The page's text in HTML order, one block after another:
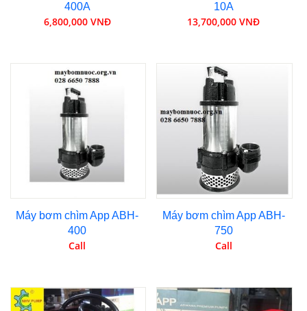
400A
6,800,000 VNĐ
10A
13,700,000 VNĐ
Máy bơm chìm App ABH-
400
Call
Máy bơm chìm App ABH-
750
Call